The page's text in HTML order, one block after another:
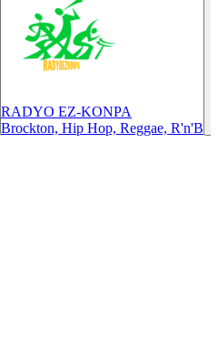
RADYO EZ-KONPA
Brockton, Hip Hop, Reggae, R'n'B